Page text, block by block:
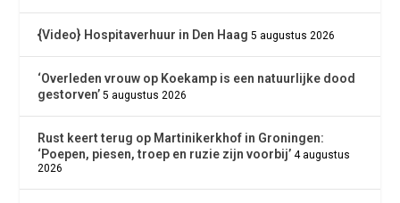
{Video} Hospitaverhuur in Den Haag 5 augustus 2026
‘Overleden vrouw op Koekamp is een natuurlijke dood
gestorven’ 5 augustus 2026
Rust keert terug op Martinikerkhof in Groningen:
‘Poepen, piesen, troep en ruzie zijn voorbij’ 4 augustus
2026